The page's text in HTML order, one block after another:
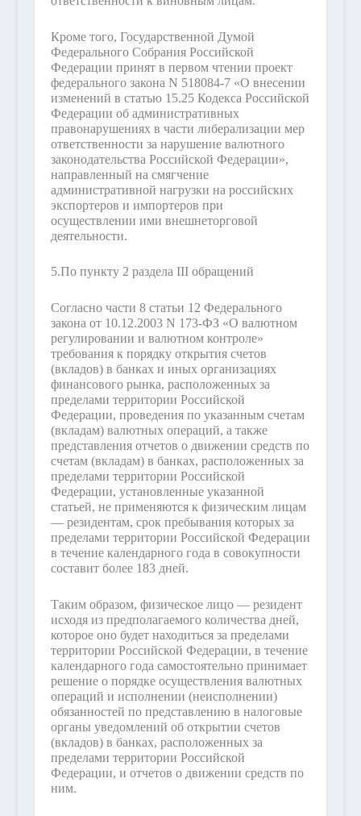
Кроме того, Государственной Думой
Федерального Собрания Российской
Федерации принят в первом чтении проект
федерального закона N 518084-7 «О внесении
изменений в статью 15.25 Кодекса Российской
Федерации об административных
правонарушениях в части либерализации мер
ответственности за нарушение валютного
законодательства Российской Федерации»,
направленный на смягчение
административной нагрузки на российских
экспортеров и импортеров при
осуществлении ими внешнеторговой
деятельности.
5.По пункту 2 раздела III обращений
Согласно части 8 статьи 12 Федерального
закона от 10.12.2003 N 173-ФЗ «О валютном
регулировании и валютном контроле»
требования к порядку открытия счетов
(вкладов) в банках и иных организациях
финансового рынка, расположенных за
пределами территории Российской
Федерации, проведения по указанным счетам
(вкладам) валютных операций, а также
представления отчетов о движении средств по
счетам (вкладам) в банках, расположенных за
пределами территории Российской
Федерации, установленные указанной
статьей, не применяются к физическим лицам
— резидентам, срок пребывания которых за
пределами территории Российской Федерации
в течение календарного года в совокупности
составит более 183 дней.
Таким образом, физическое лицо — резидент
исходя из предполагаемого количества дней,
которое оно будет находиться за пределами
территории Российской Федерации, в течение
календарного года самостоятельно принимает
решение о порядке осуществления валютных
операций и исполнении (неисполнении)
обязанностей по представлению в налоговые
органы уведомлений об открытии счетов
(вкладов) в банках, расположенных за
пределами территории Российской
Федерации, и отчетов о движении средств по
ним.